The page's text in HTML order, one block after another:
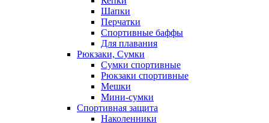
Шапки
Перчатки
Спортивные баффы
Для плавания
Рюкзаки, Сумки
Сумки спортивные
Рюкзаки спортивные
Мешки
Мини-сумки
Спортивная защита
Наколенники